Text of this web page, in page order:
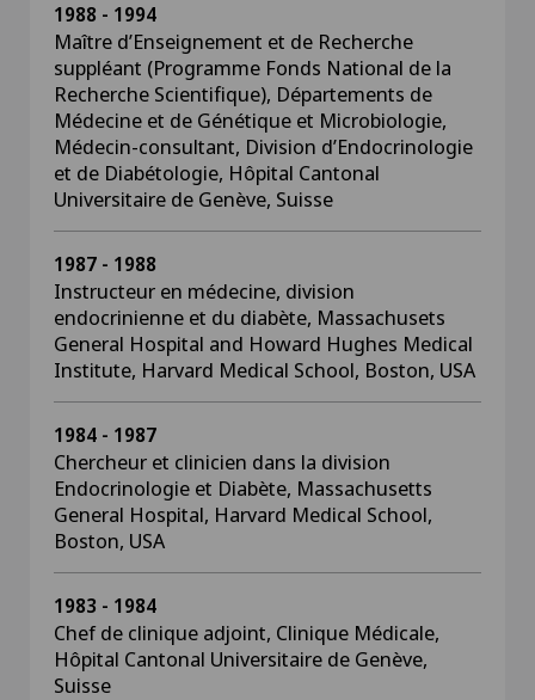
1988 - 1994
Maître d’Enseignement et de Recherche
suppléant (Programme Fonds National de la
Recherche Scientifique), Départements de
Médecine et de Génétique et Microbiologie,
Médecin-consultant, Division d’Endocrinologie
et de Diabétologie, Hôpital Cantonal
Universitaire de Genève, Suisse
1987 - 1988
Instructeur en médecine, division
endocrinienne et du diabète, Massachusets
General Hospital and Howard Hughes Medical
Institute, Harvard Medical School, Boston, USA
1984 - 1987
Chercheur et clinicien dans la division
Endocrinologie et Diabète, Massachusetts
General Hospital, Harvard Medical School,
Boston, USA
1983 - 1984
Chef de clinique adjoint, Clinique Médicale,
Hôpital Cantonal Universitaire de Genève,
Suisse